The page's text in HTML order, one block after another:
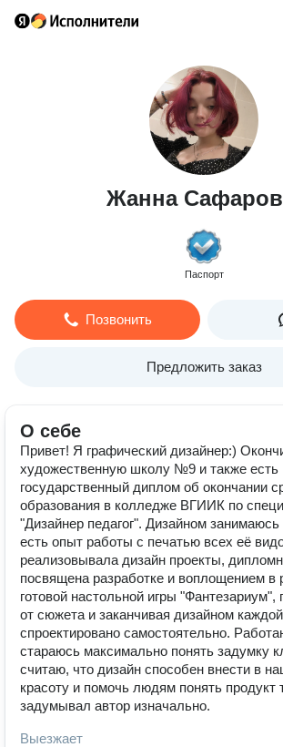
Жанна
Паспорт
Позвонить
Предложить заказ
О себе
Привет! Я графический дизайнер:)
художественную школу №9 и также есть
государственный диплом об окончании
образования в колледже ВГИИК по
"Дизайнер педагог". Дизайном занимаюсь
есть опыт работы с печатью всех её
реализовывала дизайн проекты,
посвящена разработке и воплощением в
готовой настольной игры "Фантезариум",
от сюжета и заканчивая дизайном
спроектировано самостоятельно.
стараюсь максимально понять задумку
считаю, что дизайн способен внести в
красоту и помочь людям понять продукт
задумывал автор изначально.
Выезжает